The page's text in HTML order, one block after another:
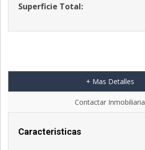
Superficie Total:
+ Mas Detalles
Contactar Inmobiliaria
Caracteristicas